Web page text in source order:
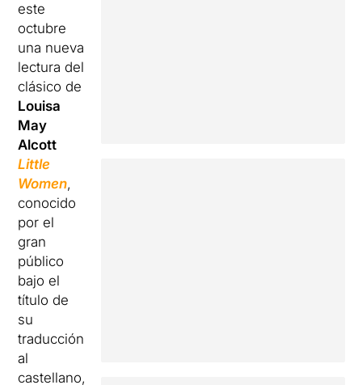
este
octubre
una nueva
lectura del
clásico de
Louisa
May
Alcott
Little
Women,
conocido
por el
gran
público
bajo el
título de
su
traducción
al
castellano,